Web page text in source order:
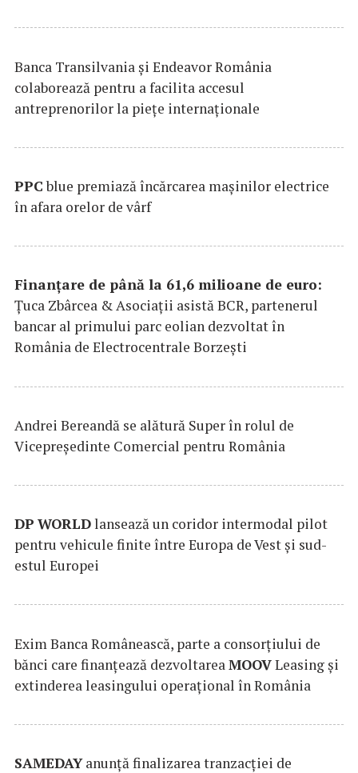
Banca Transilvania şi Endeavor România
colaborează pentru a facilita accesul
antreprenorilor la pieţe internaţionale
PPCblue premiază încărcarea maşinilor electrice
în afara orelor de vârf
Finanțare de până la 61,6 milioane de euro:
Țuca Zbârcea & Asociații asistă BCR, partenerul
bancar al primului parc eolian dezvoltat în
România de Electrocentrale Borzești
Andrei Bereandă se alătură Super în rolul de
Vicepreședinte Comercial pentru România
DP WORLDlansează un coridor intermodal pilot
pentru vehicule finite între Europa de Vest și sud-
estul Europei
Exim Banca Românească, parte a consorțiului de
bănci care finanțează dezvoltarea MOOVLeasing și
extinderea leasingului operațional în România
SAMEDAYanunță finalizarea tranzacției de